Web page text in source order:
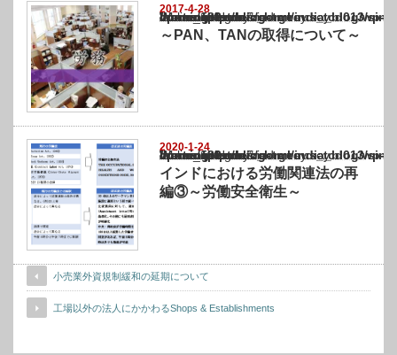
2017-4-28
Warning
: Undefined array key "show_category" in
/home/netst/kuno-cpa.co.jp/public_html/india_blog/wp-content/themes/
on line183
～PAN、TANの取得について～
2020-1-24
Warning
: Undefined array key "show_category" in
/home/netst/kuno-cpa.co.jp/public_html/india_blog/wp-content/themes/
on line183
インドにおける労働関連法の再
編③～労働安全衛生～
小売業外資規制緩和の延期について
工場以外の法人にかかわるShops & Establishments